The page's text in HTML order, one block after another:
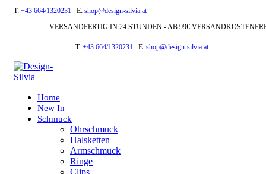
T: +43 664/1320231 E: shop@design-silvia.at
VERSANDFERTIG IN 24 STUNDEN - AB 99€
T: +43 664/1320231 E: shop@design-silvia.at
Home
New In
Schmuck
Ohrschmuck
Halsketten
Armschmuck
Ringe
Clips